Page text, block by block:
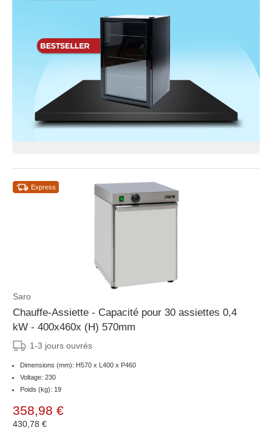
Express
Saro
Chauffe-Assiette - Capacité pour 30 assiettes 0,4
kW - 400x460x (H) 570mm
1-3 jours ouvrés
Dimensions (mm): H570 x L400 x P460
Voltage: 230
Poids (kg): 19
358,98 €
430,78 €